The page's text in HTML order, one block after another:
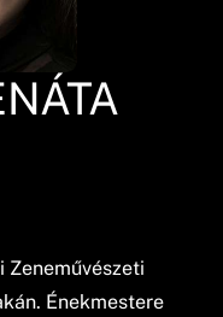
Zeneművészeti
Énekmestere